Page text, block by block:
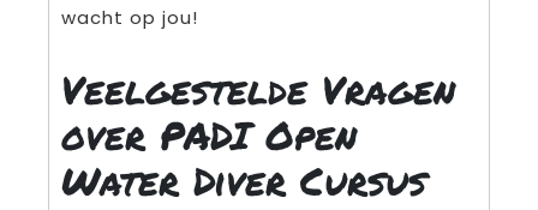
wacht op jou!
Veelgestelde Vragen
over PADI Open
Water Diver Cursus